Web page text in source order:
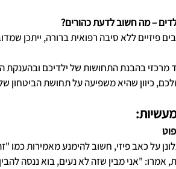
– מה חשוב לדעת כהורים?
פיזיים ללא סיבה רפואית ברורה, ייתכן
מרכזי בהבנת התחושות של ילדיכם
כיוון שהיא משפיעה על תחושת הביטחון
על כאב פיזי, חשוב להימנע מאמירות כמו
אמרו: "אני מבין שזה לא נעים, בוא ננסה